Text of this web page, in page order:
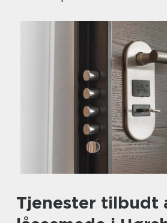
Tjenester tilbudt